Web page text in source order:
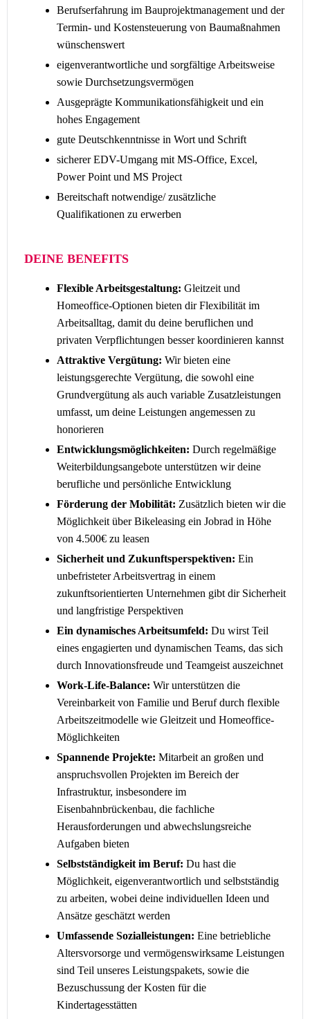
Berufserfahrung im Bauprojektmanagement und der
Termin- und Kostensteuerung von Baumaßnahmen
wünschenswert
eigenverantwortliche und sorgfältige Arbeitsweise
sowie Durchsetzungsvermögen
Ausgeprägte Kommunikationsfähigkeit und ein
hohes Engagement
gute Deutschkenntnisse in Wort und Schrift
sicherer EDV-Umgang mit MS-Office, Excel,
Power Point und MS Project
Bereitschaft notwendige/ zusätzliche
Qualifikationen zu erwerben
DEINE BENEFITS
Flexible Arbeitsgestaltung: Gleitzeit und
Homeoffice-Optionen bieten dir Flexibilität im
Arbeitsalltag, damit du deine beruflichen und
privaten Verpflichtungen besser koordinieren kannst
Attraktive Vergütung: Wir bieten eine
leistungsgerechte Vergütung, die sowohl eine
Grundvergütung als auch variable Zusatzleistungen
umfasst, um deine Leistungen angemessen zu
honorieren
Entwicklungsmöglichkeiten: Durch regelmäßige
Weiterbildungsangebote unterstützen wir deine
berufliche und persönliche Entwicklung
Förderung der Mobilität: Zusätzlich bieten wir die
Möglichkeit über Bikeleasing ein Jobrad in Höhe
von 4.500€ zu leasen
Sicherheit und Zukunftsperspektiven: Ein
unbefristeter Arbeitsvertrag in einem
zukunftsorientierten Unternehmen gibt dir Sicherheit
und langfristige Perspektiven
Ein dynamisches Arbeitsumfeld: Du wirst Teil
eines engagierten und dynamischen Teams, das sich
durch Innovationsfreude und Teamgeist auszeichnet
Work-Life-Balance: Wir unterstützen die
Vereinbarkeit von Familie und Beruf durch flexible
Arbeitszeitmodelle wie Gleitzeit und Homeoffice-
Möglichkeiten
Spannende Projekte: Mitarbeit an großen und
anspruchsvollen Projekten im Bereich der
Infrastruktur, insbesondere im
Eisenbahnbrückenbau, die fachliche
Herausforderungen und abwechslungsreiche
Aufgaben bieten
Selbstständigkeit im Beruf: Du hast die
Möglichkeit, eigenverantwortlich und selbstständig
zu arbeiten, wobei deine individuellen Ideen und
Ansätze geschätzt werden
Umfassende Sozialleistungen: Eine betriebliche
Altersvorsorge und vermögenswirksame Leistungen
sind Teil unseres Leistungspakets, sowie die
Bezuschussung der Kosten für die
Kindertagesstätten